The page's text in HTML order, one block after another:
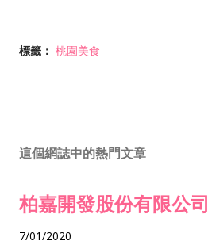
標籤： 桃園美食
這個網誌中的熱門文章
柏嘉開發股份有限公司
7/01/2020